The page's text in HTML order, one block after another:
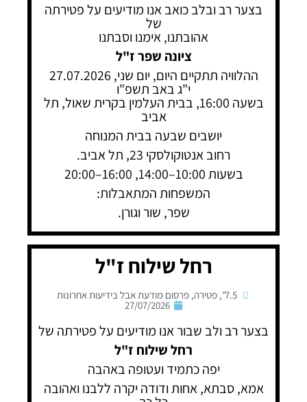
בצער רב ובלב כואב אנו מודיעים על פטירתה
של
אהובתנו, אימנו וסבתנו
ציונה שפר ז"ל
ההלוויה תתקיים היום, יום שני, 27.07.2026
י"ג באב תשפ"ו
בשעה 16:00, בבית העלמין בקרית שאול, תל
אביב
יושבים שבעה בבית המנוחה
רחוב אנטוקולסקי 23, תל אביב.
בשעות 10:00–14:00, 16:00–20:00
המשפחות המתאבלות:
שפר, שור וגורן.
רחל שילוח ז"ל
7.5"
, פטירה, פרסום מודעת אבל בידיעות אחרונות
27/07/2026
בצער רב ולב שבור אנו מודיעים על פטירתה של
רחל שילוח ז"ל
יפה כתמיד ועטופה באהבה
אמא, סבתא, אחות ודודה יקרה ללבנו ואהובה